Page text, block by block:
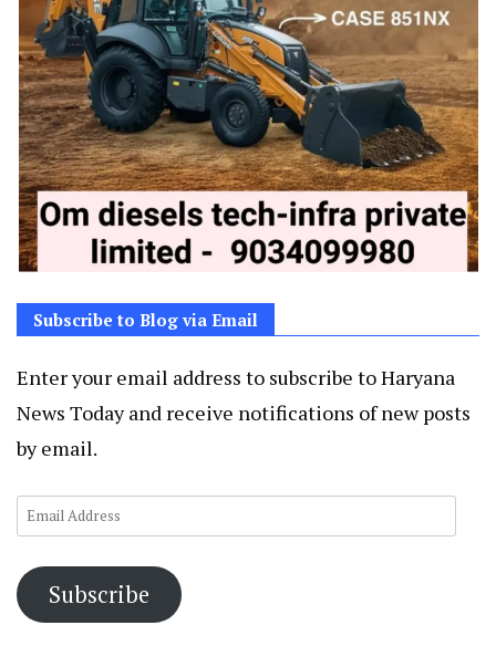
Subscribe to Blog via Email
Enter your email address to subscribe to Haryana
News Today and receive notifications of new posts
by email.
Email
Subscribe